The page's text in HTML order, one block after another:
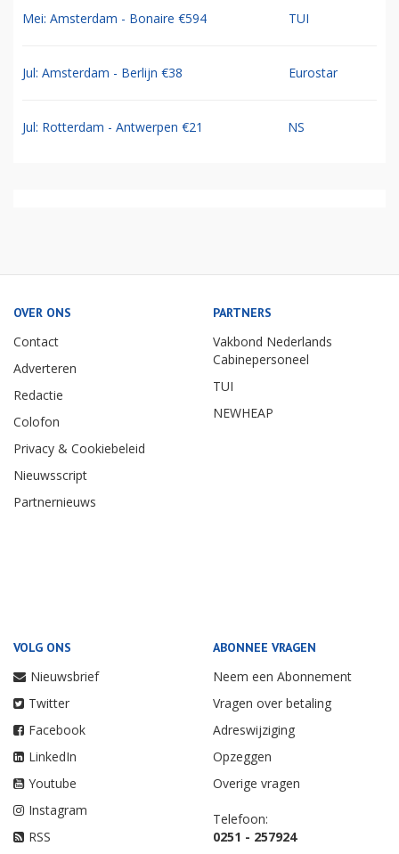
Mei: Amsterdam - Bonaire €594 TUI
Jul: Amsterdam - Berlijn €38 Eurostar
Jul: Rotterdam - Antwerpen €21 NS
OVER ONS
Contact
Adverteren
Redactie
Colofon
Privacy & Cookiebeleid
Nieuwsscript
Partnernieuws
PARTNERS
Vakbond Nederlands
Cabinepersoneel
TUI
NEWHEAP
VOLG ONS
Nieuwsbrief
Twitter
Facebook
LinkedIn
Youtube
Instagram
RSS
ABONNEE VRAGEN
Neem een Abonnement
Vragen over betaling
Adreswijziging
Opzeggen
Overige vragen
Telefoon:
0251 - 257924